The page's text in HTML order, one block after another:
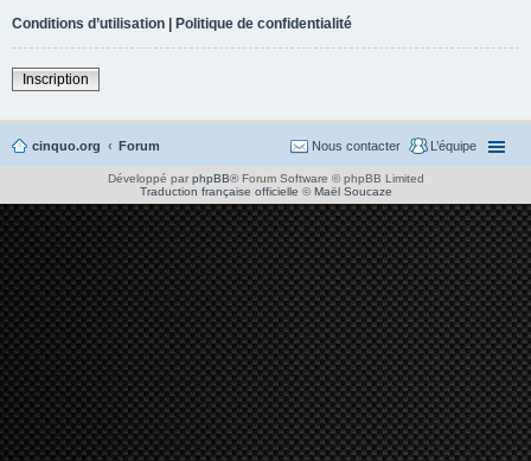
Conditions d’utilisation | Politique de confidentialité
Inscription
cinquo.org Forum L’équipe
Nous contacter
Développé par phpBB® Forum Software © phpBB Limited
Traduction française officielle ©Maël Soucaze